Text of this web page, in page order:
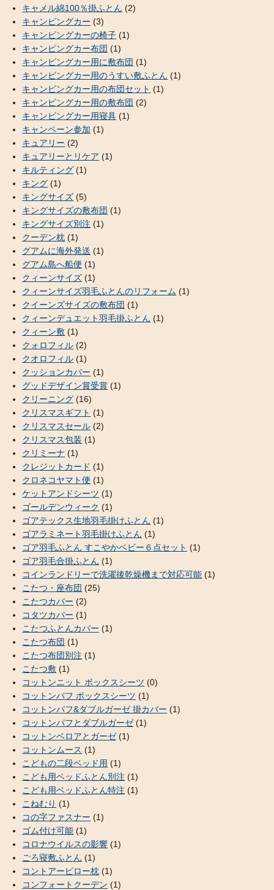
キャメル綿100％掛ふとん (2)
キャンピングカー (3)
キャンピングカーの椅子 (1)
キャンピングカー布団 (1)
キャンピングカー用に敷布団 (1)
キャンピングカー用のうすい敷ふとん (1)
キャンピングカー用の布団セット (1)
キャンピングカー用の敷布団 (2)
キャンピングカー用寝具 (1)
キャンペーン参加 (1)
キュアリー (2)
キュアリーとリケア (1)
キルティング (1)
キング (1)
キングサイズ (5)
キングサイズの敷布団 (1)
キングサイズ別注 (1)
クーデン枕 (1)
グアムに海外発送 (1)
グアム島へ船便 (1)
クィーンサイズ (1)
クィーンサイズ羽毛ふとんのリフォーム (1)
クイーンズサイズの敷布団 (1)
クィーンデュエット羽毛掛ふとん (1)
クィーン敷 (1)
クォロフィル (2)
クオロフィル (1)
クッションカバー (1)
グッドデザイン賞受賞 (1)
クリーニング (16)
クリスマスギフト (1)
クリスマスセール (2)
クリスマス包装 (1)
クリミーナ (1)
クレジットカード (1)
クロネコヤマト便 (1)
ケットアンドシーツ (1)
ゴールデンウィーク (1)
ゴアテックス生地羽毛掛けふとん (1)
ゴアラミネート羽毛掛けふとん (1)
ゴア羽毛ふとん すこやかベビー６点セット (1)
ゴア羽毛合掛ふとん (1)
コインランドリーで洗濯後乾燥機まで対応可能 (1)
こたつ・座布団 (25)
こたつカバー (2)
コタツカバー (1)
こたつふとんカバー (1)
こたつ布団 (1)
こたつ布団別注 (1)
こたつ敷 (1)
コットンニット ボックスシーツ (0)
コットンパフ ボックスシーツ (1)
コットンパフ&ダブルガーゼ 掛カバー (1)
コットンパフとダブルガーゼ(1)
コットンベロアとガーゼ(1)
コットンムース (1)
こどもの二段ベッド用 (1)
こども用ベッドふとん別注 (1)
こども用ベッドふとん特注 (1)
こねむり (1)
コの字ファスナー (1)
ゴム付け可能 (1)
コロナウイルスの影響 (1)
ごろ寝敷ふとん (1)
コントアーピロー枕 (1)
コンフォートクーデン (1)